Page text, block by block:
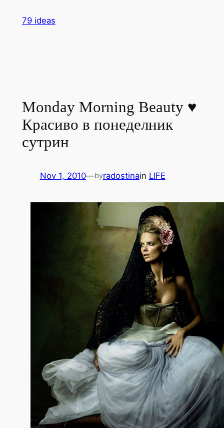
79 ideas
Monday Morning Beauty ♥
Красиво в понеделник
сутрин
Nov 1, 2010—byradostinain LIFE